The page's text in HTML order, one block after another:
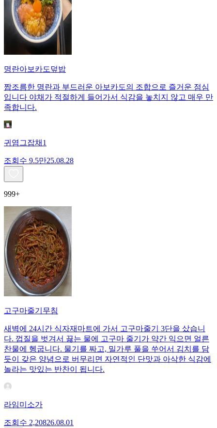
명란아보카도덮밥
짭조름한 명란과 부드러운 아보카도의 조합으로 즐거운 점심
입니다 야채가 적절하게 들어가서 식감을 놓치지 않고 매우 만
족합니다.
귀염그잡채1
조회수 9.5만25.08.28
999+
고구마줄기무침
새벽에 24시간 식자재마트에 가서 고구마줄기 3단을 샀습니
다. 껍질을 벗겨서 끓는 물에 고구마 줄기가 약간 익으면 얼른
찬물에 헹굽니다. 물기를 짜고, 밀가루 풀을 쑤어서 김치를 담
듯이 갖은 양념으로 버무리면 자연적인 단맛과 아삭한 식감에
놀라는 맛있는 반찬이 됩니다.
라임미소가
조회수 2,20826.08.01